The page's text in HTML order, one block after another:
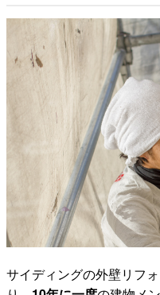
サイディングの外壁リフ